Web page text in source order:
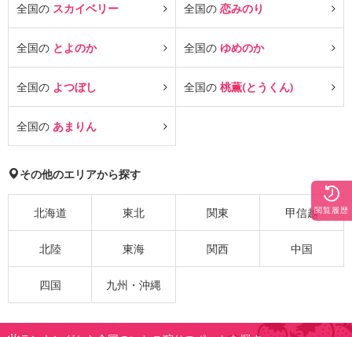
全国の スカイベリー 全国の 恋みのり
全国の とよのか 全国の ゆめのか
全国の よつぼし 全国の 桃薫(とうくん)
全国の あまりん
その他のエリアから探す
北海道 東北 関東 甲信越
北陸 東海 関西 中国
四国 九州・沖縄
閲覧履歴